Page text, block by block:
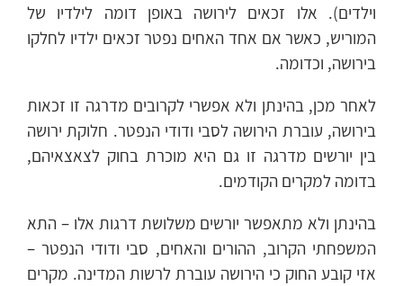
וילדים). אלו זכאים לירושה באופן דומה לילדיו של
המוריש, כאשר אם אחד האחים נפטר זכאים ילדיו לחלקו
בירושה, וכדומה.
לאחר מכן, בהינתן ולא אפשרי לקרובים מדרגה זו זכאות
בירושה, עוברת הירושה לסבי ודודי הנפטר. חלוקת ירושה
בין יורשים מדרגה זו גם היא מוכרת בחוק לצאצאיהם,
בדומה למקרים הקודמים.
בהינתן ולא מתאפשר יורשים משלושת דרגות אלו – התא
המשפחתי הקרוב, ההורים והאחים, סבי ודודי הנפטר –
אזי קובע החוק כי הירושה עוברת לרשות המדינה. מקרים